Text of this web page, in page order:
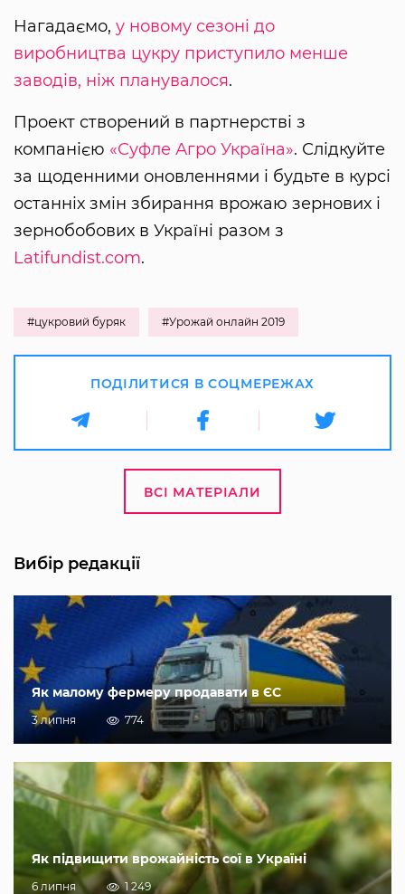
Нагадаємо, у новому сезоні до
виробництва цукру приступило менше
заводів, ніж планувалося.
Проект створений в партнерстві з
компанією «Суфле Агро Україна». Слідкуйте
за щоденними оновленнями і будьте в курсі
останніх змін збирання врожаю зернових і
зернобобових в Україні разом з
Latifundist.com.
#цукровий буряк #Урожай онлайн 2019
ПОДІЛИТИСЯ В СОЦМЕРЕЖАХ
ВСІ МАТЕРІАЛИ
Вибір редакції
Як малому фермеру продавати в ЄС
3 липня 774
Як підвищити врожайність сої в Україні
6 липня 1 249